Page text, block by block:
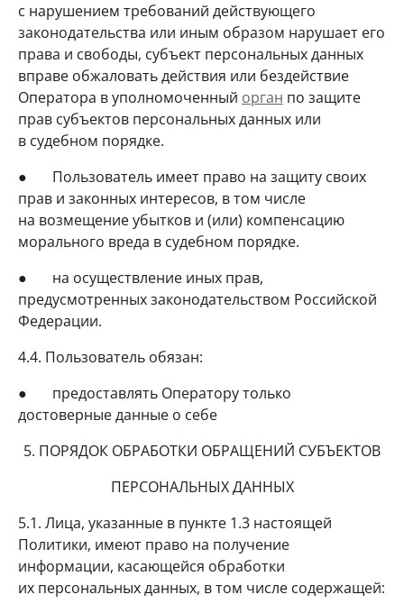
с нарушением требований действующего
законодательства или иным образом нарушает его
права и свободы, субъект персональных данных
вправе обжаловать действия или бездействие
Оператора в уполномоченный орган по защите
прав субъектов персональных данных или
в судебном порядке.
● Пользователь имеет право на защиту своих
прав и законных интересов, в том числе
на возмещение убытков и (или) компенсацию
морального вреда в судебном порядке.
● на осуществление иных прав,
предусмотренных законодательством Российской
Федерации.
4.4. Пользователь обязан:
● предоставлять Оператору только
достоверные данные о себе
5. ПОРЯДОК ОБРАБОТКИ ОБРАЩЕНИЙ СУБЪЕКТОВ
ПЕРСОНАЛЬНЫХ ДАННЫХ
5.1. Лица, указанные в пункте 1.3 настоящей
Политики, имеют право на получение
информации, касающейся обработки
их персональных данных, в том числе содержащей: